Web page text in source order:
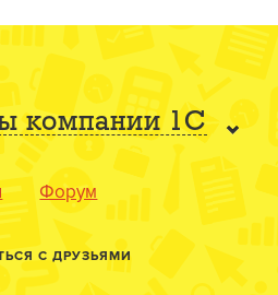
компании 1С
Форум
С ДРУЗЬЯМИ